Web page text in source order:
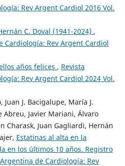
Rev Argent Cardiol 2016 Vol.
C. Doval (1941-2024) ,
Cardiología: Rev Argent Cardiol
años felices , Revista
Rev Argent Cardiol 2024 Vol.
J. Bacigalupe, María J.
Javier Mariani, Álvaro
Charask, Juan Gagliardi, Hernán
Estatinas al alta en la
en los últimos 10 años. Registro
de Cardiología: Rev